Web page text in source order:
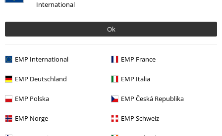
International
Ok
EMP International EMP France
EMP Deutschland EMP Italia
EMP Polska EMP Česká Republika
EMP Norge EMP Schweiz
Miroslava F.
10 Hodnocení
Krasny
Tričko je krasny jako všechno od spiralu jen by mohlo být trošku